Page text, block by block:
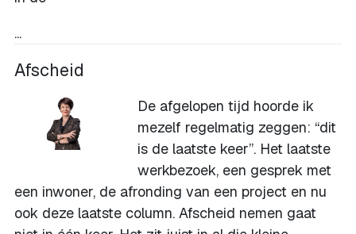
...
Afscheid
De afgelopen tijd hoorde ik
mezelf regelmatig zeggen: “dit
is de laatste keer”. Het laatste
werkbezoek, een gesprek met
een inwoner, de afronding van een project en nu
ook deze laatste column. Afscheid nemen gaat